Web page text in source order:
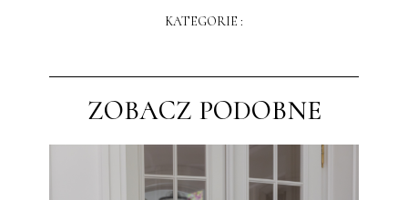
KATEGORIE :
ZOBACZ PODOBNE